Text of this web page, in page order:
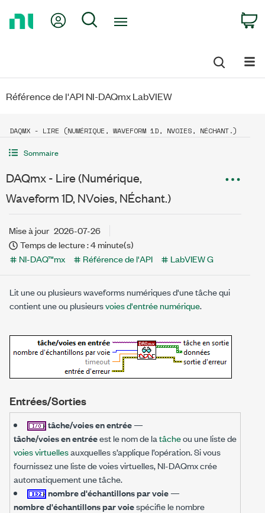
My Account
Search
Référence de l'API NI-DAQmx LabVIEW
DAQMX - LIRE (NUMÉRIQUE, WAVEFORM 1D, NVOIES, NÉCHANT.)
Sommaire
DAQmx - Lire (Numérique,
Waveform 1D, NVoies, NÉchant.)
Mise à jour 2026-07-26
Temps de lecture : 4 minute(s)
NI-DAQ™mx
Référence de l'API LabVIEW G
Lit une ou plusieurs waveforms numériques d'une tâche qui
contient une ou plusieursvoies d'entrée numérique.
Entrées/Sorties
tâche/voies en entrée—
tâche/voies en entréeest le nom de latâcheou une liste de
voies virtuellesauxquelles s’applique l’opération. Si vous
fournissez une liste de voies virtuelles, NI-DAQmx crée
automatiquement une tâche.
nombre d'échantillons par voie—
nombre d'échantillons par voiespécifie le nombre